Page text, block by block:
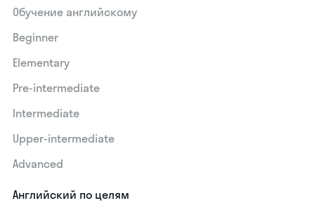
Обучение английскому
Beginner
Elementary
Pre-intermediate
Intermediate
Upper-intermediate
Advanced
Английский по целям